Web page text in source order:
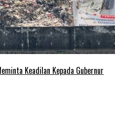
Keadilan Kepada Gubernur